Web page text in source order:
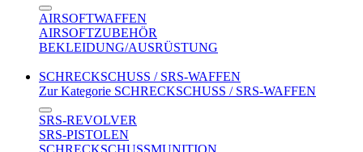
AIRSOFTWAFFEN
AIRSOFTZUBEHÖR
BEKLEIDUNG/AUSRÜSTUNG
SCHRECKSCHUSS / SRS-WAFFEN
Zur Kategorie SCHRECKSCHUSS / SRS-WAFFEN
SRS-REVOLVER
SRS-PISTOLEN
SCHRECKSCHUSSMUNITION